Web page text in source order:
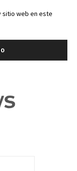
sitio web en este